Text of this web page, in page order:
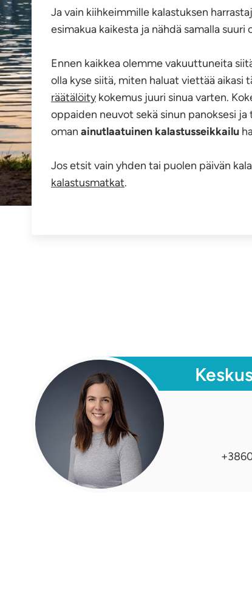
Ja vain kiihkeimmille kalastuksen
esimakua kaikesta ja nähdä samalla suuri
Ennen kaikkea olemme vakuuttuneita
olla kyse siitä, miten haluat viettää aikasi
räätälöitykokemus juuri sinua varten.
oppaiden neuvot sekä sinun panoksesi
oman ainutlaatuinen kalastusseikkailu
Jos etsit vain yhden tai puolen päivän
kalastusmatkat.